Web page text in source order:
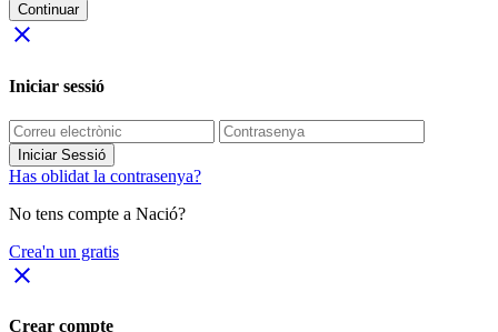
Continuar
close
Iniciar sessió
Iniciar Sessió
Has oblidat la contrasenya?
No tens compte a Nació?
Crea'n un gratis
close
Crear compte